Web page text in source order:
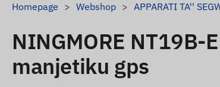
Homepage Webshop APPARATI TA''
NINGMORE NT19B-
manjetiku gps